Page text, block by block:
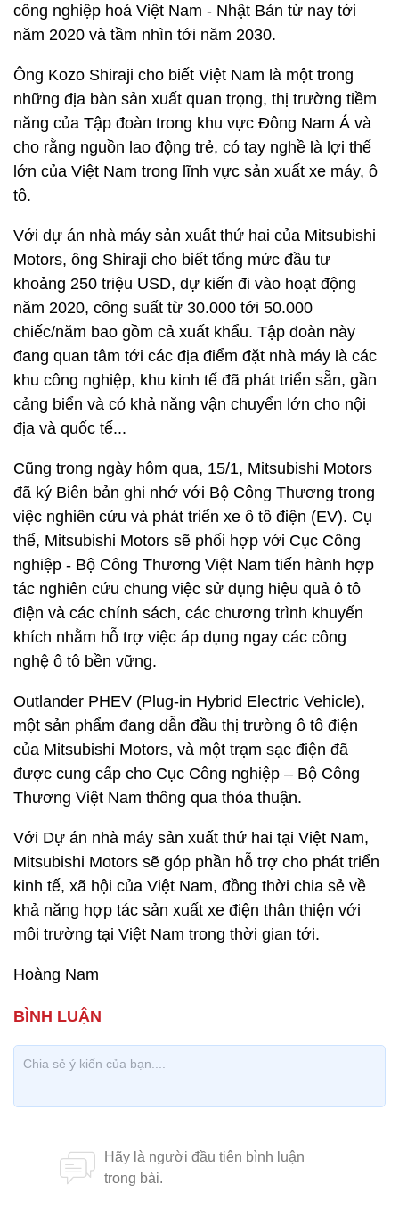
công nghiệp hoá Việt Nam - Nhật Bản từ nay tới
năm 2020 và tầm nhìn tới năm 2030.
Ông Kozo Shiraji cho biết Việt Nam là một trong
những địa bàn sản xuất quan trọng, thị trường tiềm
năng của Tập đoàn trong khu vực Đông Nam Á và
cho rằng nguồn lao động trẻ, có tay nghề là lợi thế
lớn của Việt Nam trong lĩnh vực sản xuất xe máy, ô
tô.
Với dự án nhà máy sản xuất thứ hai của Mitsubishi
Motors, ông Shiraji cho biết tổng mức đầu tư
khoảng 250 triệu USD, dự kiến đi vào hoạt động
năm 2020, công suất từ 30.000 tới 50.000
chiếc/năm bao gồm cả xuất khẩu. Tập đoàn này
đang quan tâm tới các địa điểm đặt nhà máy là các
khu công nghiệp, khu kinh tế đã phát triển sẵn, gần
cảng biển và có khả năng vận chuyển lớn cho nội
địa và quốc tế...
Cũng trong ngày hôm qua, 15/1, Mitsubishi Motors
đã ký Biên bản ghi nhớ với Bộ Công Thương trong
việc nghiên cứu và phát triển xe ô tô điện (EV). Cụ
thể, Mitsubishi Motors sẽ phối hợp với Cục Công
nghiệp - Bộ Công Thương Việt Nam tiến hành hợp
tác nghiên cứu chung việc sử dụng hiệu quả ô tô
điện và các chính sách, các chương trình khuyến
khích nhằm hỗ trợ việc áp dụng ngay các công
nghệ ô tô bền vững.
Outlander PHEV (Plug-in Hybrid Electric Vehicle),
một sản phẩm đang dẫn đầu thị trường ô tô điện
của Mitsubishi Motors, và một trạm sạc điện đã
được cung cấp cho Cục Công nghiệp – Bộ Công
Thương Việt Nam thông qua thỏa thuận.
Với Dự án nhà máy sản xuất thứ hai tại Việt Nam,
Mitsubishi Motors sẽ góp phần hỗ trợ cho phát triển
kinh tế, xã hội của Việt Nam, đồng thời chia sẻ về
khả năng hợp tác sản xuất xe điện thân thiện với
môi trường tại Việt Nam trong thời gian tới.
Hoàng Nam